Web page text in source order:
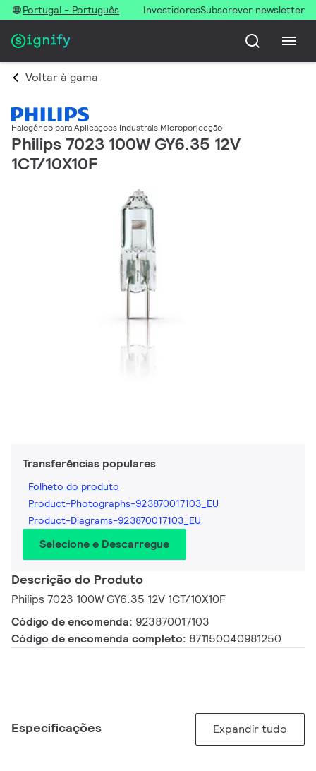
Portugal - Português InvestidoresSubscrever newsletter
Voltar à gama
Halogéneo para Aplicaçoes Industrais Microporjecção
Philips 7023 100W GY6.35 12V
1CT/10X10F
Transferências populares
Folheto do produto
Product-Photographs-923870017103_EU
Product-Diagrams-923870017103_EU
Selecione e Descarregue
Descrição do Produto
Philips 7023 100W GY6.35 12V 1CT/10X10F
Código de encomenda: 923870017103
Código de encomenda completo: 871150040981250
Especificações Expandir tudo